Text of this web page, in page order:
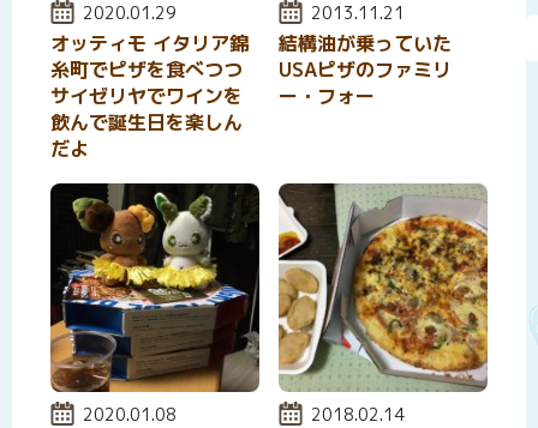
投稿日:
2020.01.29
オッティモ イタリア錦
糸町でピザを食べつつ
サイゼリヤでワインを
飲んで誕生日を楽しん
だよ
投稿日:
2013.11.21
結構油が乗っていた
USAピザのファミリ
ー・フォー
投稿日:
2020.01.08 投稿日:
2018.02.14